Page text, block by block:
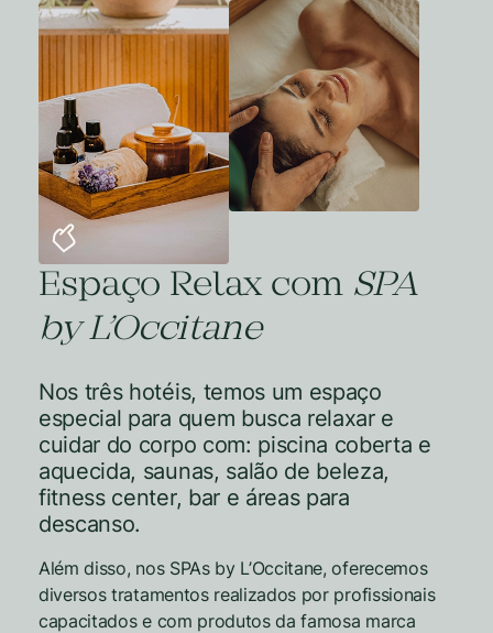
Espaço Relax com SPA
by L’Occitane
Nos três hotéis, temos um espaço
especial para quem busca relaxar e
cuidar do corpo com: piscina coberta e
aquecida, saunas, salão de beleza,
fitness center, bar e áreas para
descanso.
Além disso, nos SPAs by L’Occitane, oferecemos
diversos tratamentos realizados por profissionais
capacitados e com produtos da famosa marca